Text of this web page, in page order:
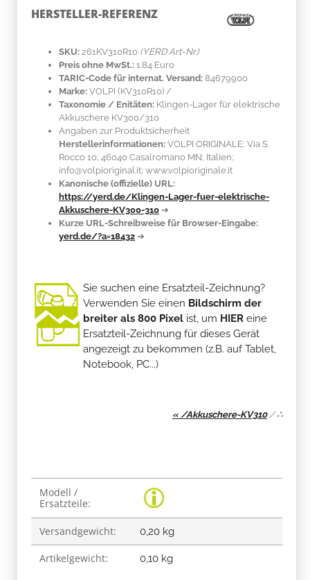
HERSTELLER-REFERENZ
SKU: 261KV310R10 (YERD Art-Nr.)
Preis ohne MwSt.: 1.84 Euro
TARIC-Code für internat. Versand: 84679900
Marke: VOLPI (KV310R10) /
Taxonomie / Enitäten: Klingen-Lager für elektrische
Akkuschere KV300/310
Angaben zur Produktsicherheit
Herstellerinformationen: VOLPI ORIGINALE; Via S.
Rocco 10; 46040 Casalromano MN; Italien;
info@volpioriginal.it; www.volpioriginale.it
Kanonische (offizielle) URL:
https://yerd.de/Klingen-Lager-fuer-elektrische-
Akkuschere-KV300-310 ➔
Kurze URL-Schreibweise für Browser-Eingabe:
yerd.de/?a=18432 ➔
Sie suchen eine Ersatzteil-Zeichnung?
Verwenden Sie einen Bildschirm der
breiter als 800 Pixel ist, um HIER eine
Ersatzteil-Zeichnung für dieses Gerät
angezeigt zu bekommen (z.B. auf Tablet,
Notebook, PC...)
« /Akkuschere-KV310/∴
Produkteigenschaft
Wert
Modell /
Ersatzteile:
Versandgewicht: 0,20 kg
Artikelgewicht: 0,10 kg